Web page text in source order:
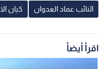
النائب عماد العدوان كيان
اقرأ أيضاً